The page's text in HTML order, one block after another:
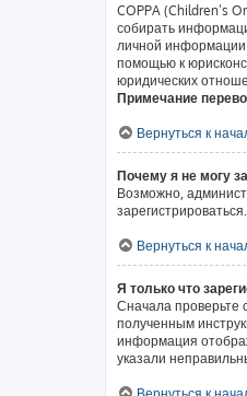
COPPA (Children’s
собирать
личной информации
помощью к
юридических
Примечание
Вернуться к
Почему я не могу
Возможно,
Вернуться к
Я только что
Сначала проверьте
полученным
информация
указали